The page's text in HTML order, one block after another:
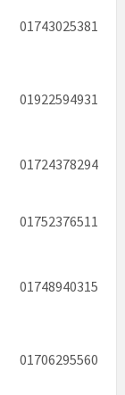
01743025381
01922594931
01724378294
01752376511
01748940315
01706295560